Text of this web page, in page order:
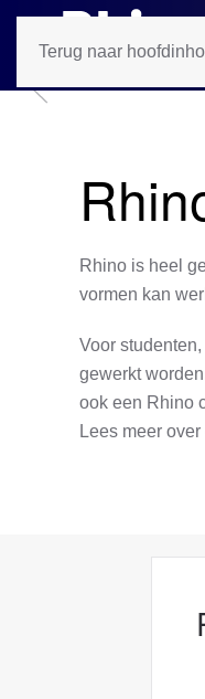
Terug naar
Rhino is heel
vormen kan
Voor
gewerkt
ook een Rhino
Lees meer over